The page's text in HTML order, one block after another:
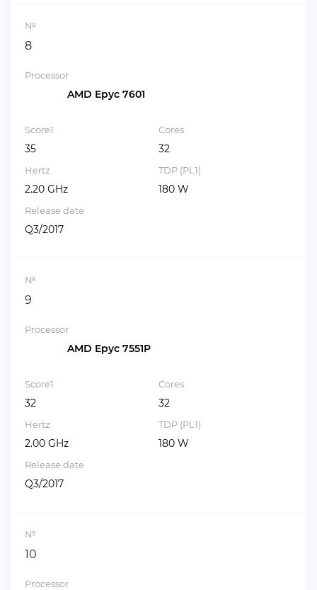
№
8
Processor
AMD Epyc 7601
Score1
35
Cores
32
Hertz
2.20 GHz
TDP (PL1)
180 W
Release date
Q3/2017
№
9
Processor
AMD Epyc 7551P
Score1
32
Cores
32
Hertz
2.00 GHz
TDP (PL1)
180 W
Release date
Q3/2017
№
10
Processor